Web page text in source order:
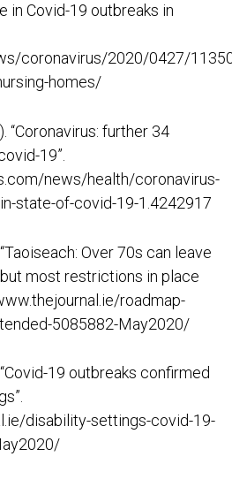
in Covid-19 outbreaks in
coronavirus/2020/0427/
homes/
“Coronavirus: further 34
19”.
news/health/coronavirus-
state-of-covid-19-1.4242917
Over 70s can leave
most restrictions in place
roadmap-
5085882-May2020/
19 outbreaks confirmed
disability-settings-covid-19-